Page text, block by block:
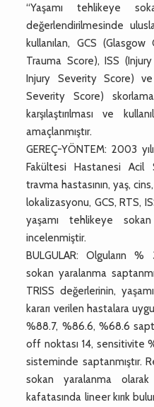
“Yaşamı tehlikeye
değerlendirilmesinde
kullanılan, GCS
Trauma Score), ISS
Injury Severity Score)
Severity Score)
karşılaştırılması ve
amaçlanmıştır.
GEREÇ-YÖNTEM: 2003
Fakültesi Hastanesi Acil
travma hastasının, yaş,
lokalizasyonu, GCS, RTS,
yaşamı tehlikeye
incelenmiştir.
BULGULAR: Olguların %
sokan yaralanma
TRISS değerlerinin,
kararı verilen hastalara
%88.7, %86.6, %68.6
off noktası 14, sensitivite
sisteminde saptanmıştır.
sokan yaralanma
kafatasında lineer kırık